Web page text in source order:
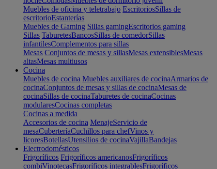
Muebles de oficina y teletrabajo EscritoriosSillas de
escritorioEstanterías
Muebles de Gaming Sillas gamingEscritorios gaming
Sillas TaburetesBancosSillas de comedorSillas
infantilesComplementos para sillas
Mesas Conjuntos de mesas y sillasMesas extensiblesMesas
altasMesas multiusos
Cocina
Muebles de cocina Muebles auxiliares de cocinaArmarios de
cocinaConjuntos de mesas y sillas de cocinaMesas de
cocinaSillas de cocinaTaburetes de cocinaCocinas
modularesCocinas completas
Cocinas a medida
Accesorios de cocina MenajeServicio de
mesaCuberteríaCuchillos para chefVinos y
licoresBotellasUtensilios de cocinaVajillaBandejas
Electrodomésticos
Frigoríficos Frigoríficos americanosFrigoríficos
combiVinotecasFrigoríficos integrablesFrigoríficos